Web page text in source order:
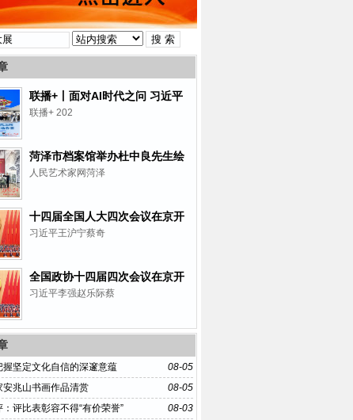
联播+丨面对AI时代之问 习近平
以三喻作答
联播+ 202
菏泽市档案馆举办杜中良先生绘
画作品及作品集捐赠仪式
人民艺术家网菏泽
十四届全国人大四次会议在京开
幕
习近平王沪宁蔡奇
全国政协十四届四次会议在京开
幕
习近平李强赵乐际蔡
08-05
握坚定文化自信的深邃意蕴
08-05
安兆山书画作品清赏
08-03
：评比表彰容不得“有价荣誉”